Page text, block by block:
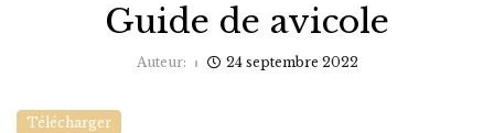
Guide de avicole
Auteur: 24 septembre 2022
Télécharger